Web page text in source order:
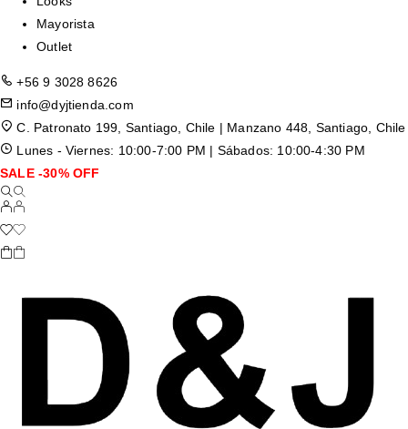
Mayorista
Outlet
+56 9 3028 8626
info@dyjtienda.com
C. Patronato 199, Santiago, Chile | Manzano 448, Santiago, Chile
Lunes - Viernes: 10:00-7:00 PM | Sábados: 10:00-4:30 PM
SALE -30% OFF